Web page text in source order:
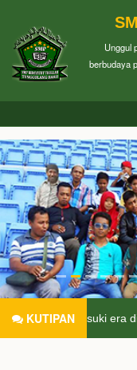
Unggul
berbudaya
KUTIPAN
era di mana